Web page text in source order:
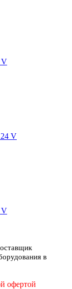
V
V
V
в
офертой